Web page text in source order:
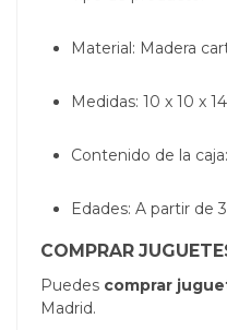
Material: Madera
Medidas: 10 x 10 x
Contenido de la
Edades: A partir de
COMPRAR
Puedes comprar
Madrid.